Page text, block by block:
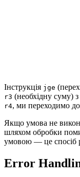
Інструкція jge
r3 (необхідну суму) з
r4, ми переходимо
Якщо умова не
шляхом обробки
умовою — це спосіб
Error